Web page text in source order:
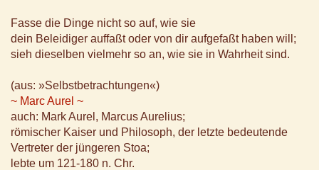
Fasse die Dinge nicht so auf, wie sie
dein Beleidiger auffaßt oder von dir aufgefaßt haben will;
sieh dieselben vielmehr so an, wie sie in Wahrheit sind.
(aus: »Selbstbetrachtungen«)
~ Marc Aurel ~
auch: Mark Aurel, Marcus Aurelius;
römischer Kaiser und Philosoph, der letzte bedeutende
Vertreter der jüngeren Stoa;
lebte um 121-180 n. Chr.